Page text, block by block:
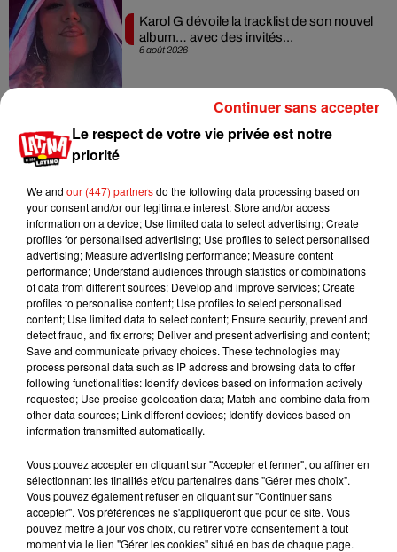
6 août 2026
Karol G dévoile la tracklist de son nouvel
album… avec des invités...
Benny Blanco invite Selena Gomez et
31 juillet 2026
Escapade à Guadalajara
31 juillet 2026
Laura Pausini : retour confirmé à l'Accor
Arena de Paris
31 juillet 2026
Bad Bunny à Porto Rico pour un concert
? Les rumeurs s'intensifient
Le respect de votre vie privée est notre
priorité
We and our (447) partnersdo the following data processing based on
your consent and/or our legitimate interest: Store and/or access
information on a device; Use limited data to select advertising; Create
profiles for personalised advertising; Use profiles to select personalised
advertising; Measure advertising performance; Measure content
performance; Understand audiences through statistics or combinations
of data from different sources; Develop and improve services; Create
profiles to personalise content; Use profiles to select personalised
content; Use limited data to select content; Ensure security, prevent and
detect fraud, and fix errors; Deliver and present advertising and content;
Save and communicate privacy choices. These technologies may
process personal data such as IP address and browsing data to offer
following functionalities: Identify devices based on information actively
requested; Use precise geolocation data; Match and combine data from
other data sources; Link different devices; Identify devices based on
information transmitted automatically.
Vous pouvez accepter en cliquant sur "Accepter et fermer", ou affiner en
sélectionnant les finalités et/ou partenaires dans "Gérer mes choix".
Vous pouvez également refuser en cliquant sur "Continuer sans
accepter". Vos préférences ne s'appliqueront que pour ce site. Vous
pouvez mettre à jour vos choix, ou retirer votre consentement à tout
moment via le lien "Gérer les cookies" situé en bas de chaque page.
Continuer sans accepter